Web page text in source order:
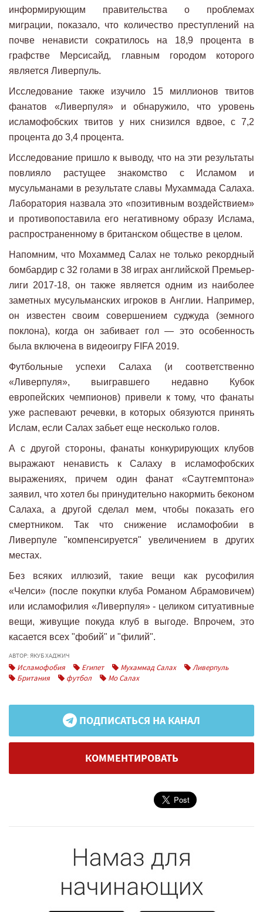
информирующим правительства о проблемах
миграции, показало, что количество преступлений на
почве ненависти сократилось на 18,9 процента в
графстве Мерсисайд, главным городом которого
является Ливерпуль.
Исследование также изучило 15 миллионов твитов
фанатов «Ливерпуля» и обнаружило, что уровень
исламофобских твитов у них снизился вдвое, с 7,2
процента до 3,4 процента.
Исследование пришло к выводу, что на эти результаты
повлияло растущее знакомство с Исламом и
мусульманами в результате славы Мухаммада Салаха.
Лаборатория назвала это «позитивным воздействием»
и противопоставила его негативному образу Ислама,
распространенному в британском обществе в целом.
Напомним, что Мохаммед Салах не только рекордный
бомбардир с 32 голами в 38 играх английской Премьер-
лиги 2017-18, он также является одним из наиболее
заметных мусульманских игроков в Англии. Например,
он известен своим совершением суджуда (земного
поклона), когда он забивает гол — это особенность
была включена в видеоигру FIFA 2019.
Футбольные успехи Салаха (и соответственно
«Ливерпуля», выигравшего недавно Кубок
европейских чемпионов) привели к тому, что фанаты
уже распевают речевки, в которых обязуются принять
Ислам, если Салах забьет еще несколько голов.
А с другой стороны, фанаты конкурирующих клубов
выражают ненависть к Салаху в исламофобских
выражениях, причем один фанат «Саутгемптона»
заявил, что хотел бы принудительно накормить беконом
Салаха, а другой сделал мем, чтобы показать его
смертником. Так что снижение исламофобии в
Ливерпуле "компенсируется" увеличением в других
местах.
Без всяких иллюзий, такие вещи как русофилия
«Челси» (после покупки клуба Романом Абрамовичем)
или исламофилия «Ливерпуля» - целиком ситуативные
вещи, живущие покуда клуб в выгоде. Впрочем, это
касается всех "фобий" и "филий".
АВТОР: ЯКУБ ХАДЖИЧ
Исламофобия Египет Мухаммад Салах
Ливерпуль
Британия
футбол Мо Салах
ПОДПИСАТЬСЯ НА КАНАЛ
КОММЕНТИРОВАТЬ